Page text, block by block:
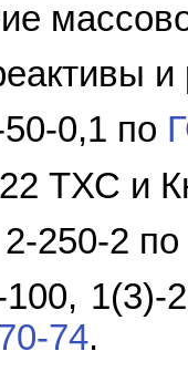
и
0,1 по
ТХС и
250-2 по
1(3)-
74.